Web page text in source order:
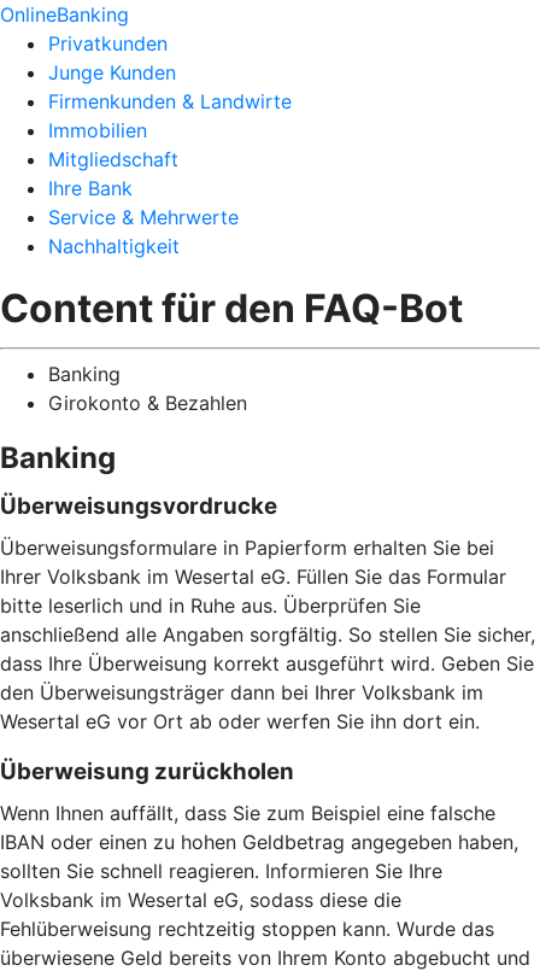
OnlineBanking
Privatkunden
Junge Kunden
Firmenkunden & Landwirte
Immobilien
Mitgliedschaft
Ihre Bank
Service & Mehrwerte
Nachhaltigkeit
Content für den FAQ-Bot
Banking
Girokonto & Bezahlen
Banking
Überweisungsvordrucke
Überweisungsformulare in Papierform erhalten Sie bei
Ihrer Volksbank im Wesertal eG. Füllen Sie das Formular
bitte leserlich und in Ruhe aus. Überprüfen Sie
anschließend alle Angaben sorgfältig. So stellen Sie sicher,
dass Ihre Überweisung korrekt ausgeführt wird. Geben Sie
den Überweisungsträger dann bei Ihrer Volksbank im
Wesertal eG vor Ort ab oder werfen Sie ihn dort ein.
Überweisung zurückholen
Wenn Ihnen auffällt, dass Sie zum Beispiel eine falsche
IBAN oder einen zu hohen Geldbetrag angegeben haben,
sollten Sie schnell reagieren. Informieren Sie Ihre
Volksbank im Wesertal eG, sodass diese die
Fehlüberweisung rechtzeitig stoppen kann. Wurde das
überwiesene Geld bereits von Ihrem Konto abgebucht und